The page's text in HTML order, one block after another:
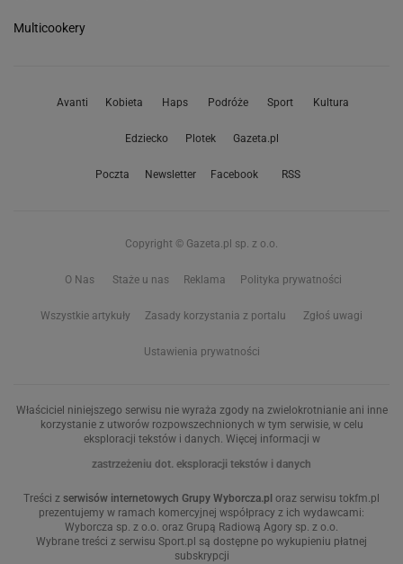
Multicookery
Avanti Kobieta Haps Podróże Sport Kultura
Edziecko Plotek Gazeta.pl
Poczta Newsletter Facebook RSS
Copyright © Gazeta.pl sp. z o.o.
O Nas Staże u nas Reklama Polityka prywatności
Wszystkie artykuły Zasady korzystania z portalu Zgłoś uwagi
Ustawienia prywatności
Właściciel niniejszego serwisu nie wyraża zgody na zwielokrotnianie ani inne
korzystanie z utworów rozpowszechnionych w tym serwisie, w celu
eksploracji tekstów i danych. Więcej informacji w
zastrzeżeniu dot. eksploracji tekstów i danych
Treści z serwisów internetowych Grupy Wyborcza.pl oraz serwisu tokfm.pl
prezentujemy w ramach komercyjnej współpracy z ich wydawcami:
Wyborcza sp. z o.o. oraz Grupą Radiową Agory sp. z o.o.
Wybrane treści z serwisu Sport.pl są dostępne po wykupieniu płatnej
subskrypcji